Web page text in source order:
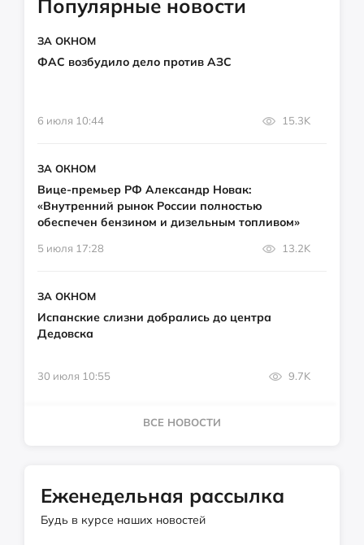
Популярные новости
ЗА ОКНОМ
ФАС возбудило дело против АЗС
6 июля 10:44 15.3K
ЗА ОКНОМ
Вице-премьер РФ Александр Новак:
«Внутренний рынок России полностью
обеспечен бензином и дизельным топливом»
5 июля 17:28 13.2K
ЗА ОКНОМ
Испанские слизни добрались до центра
Дедовска
30 июля 10:55 9.7K
ВСЕ НОВОСТИ
Еженедельная рассылка
Будь в курсе наших новостей